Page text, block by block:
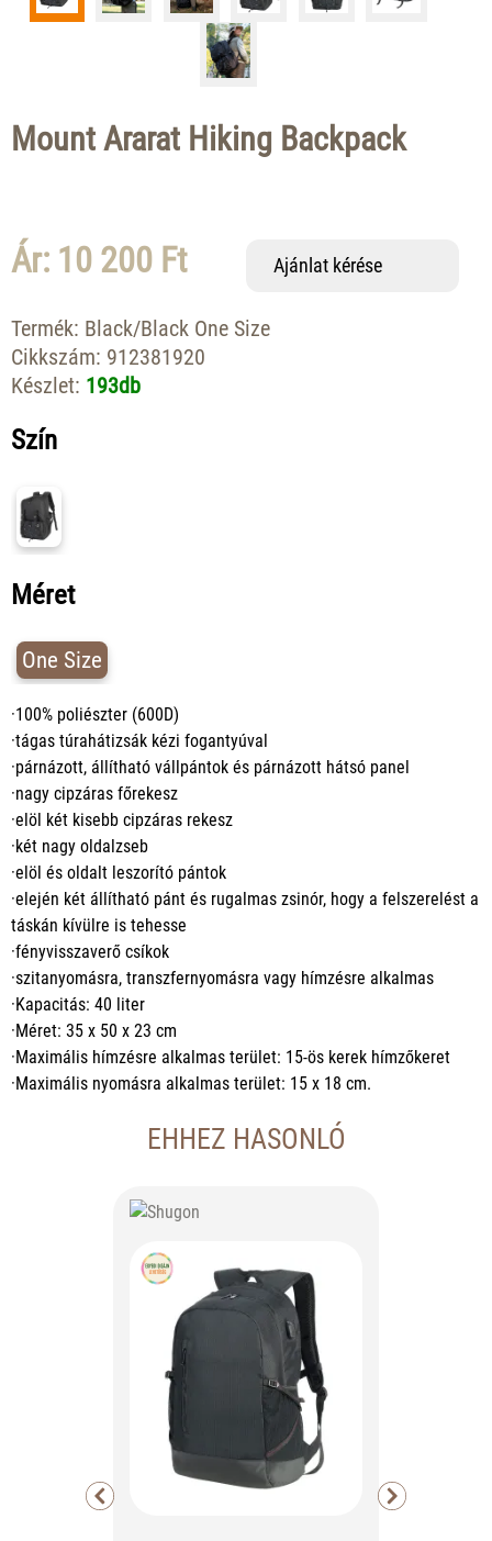
Mount Ararat Hiking Backpack
Ár: 10 200 Ft Ajánlat kérése
Termék: Black/Black One Size
Cikkszám: 912381920
Készlet: 193db
Szín
Méret
One Size
·100% poliészter (600D)
·tágas túrahátizsák kézi fogantyúval
·párnázott, állítható vállpántok és párnázott hátsó panel
·nagy cipzáras főrekesz
·elöl két kisebb cipzáras rekesz
·két nagy oldalzseb
·elöl és oldalt leszorító pántok
·elején két állítható pánt és rugalmas zsinór, hogy a felszerelést a
táskán kívülre is tehesse
·fényvisszaverő csíkok
·szitanyomásra, transzfernyomásra vagy hímzésre alkalmas
·Kapacitás: 40 liter
·Méret: 35 x 50 x 23 cm
·Maximális hímzésre alkalmas terület: 15-ös kerek hímzőkeret
·Maximális nyomásra alkalmas terület: 15 x 18 cm.
EHHEZ HASONLÓ